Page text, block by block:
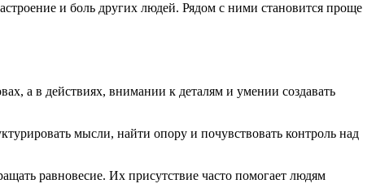
и боль других людей. Рядом с ними становится проще
а в действиях, внимании к деталям и умении создавать
мысли, найти опору и почувствовать контроль над
равновесие. Их присутствие часто помогает людям